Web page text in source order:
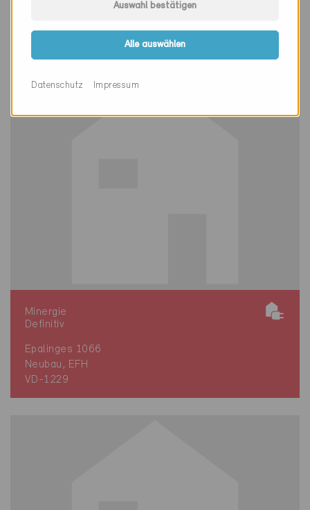
Minergie
Definitiv
Epalinges 1066
Neubau, EFH
VD-1229
Auswahl bestätigen
Alle auswählen
Datenschutz Impressum